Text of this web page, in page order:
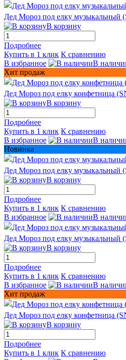
Дед Мороз под елку музыкальный
В корзину
Подробнее
Купить в 1 клик К сравнению
В избранное
В
Хит продаж
Дед Мороз под елку конфетница
В корзину
Подробнее
Купить в 1 клик К сравнению
В избранное
В
Новинка
Дед Мороз под елку музыкальный
В корзину
Подробнее
Купить в 1 клик К сравнению
В избранное
В
Дед Мороз под елку музыкальный
В корзину
Подробнее
Купить в 1 клик К сравнению
В избранное
В
Хит продаж
Дед Мороз под елку конфетница
В корзину
Подробнее
Купить в 1 клик К сравнению